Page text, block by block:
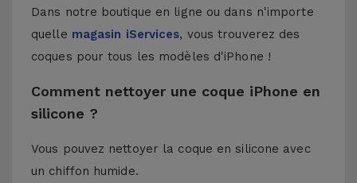
Dans notre boutique en ligne ou dans n'importe
quelle magasin iServices, vous trouverez des
coques pour tous les modèles d'iPhone !
Comment nettoyer une coque iPhone en
silicone ?
Vous pouvez nettoyer la coque en silicone avec
un chiffon humide.